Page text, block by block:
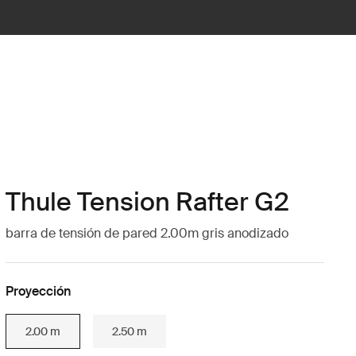
Thule Tension Rafter G2
barra de tensión de pared 2.00m gris anodizado
Proyección
2.00 m 2.50 m